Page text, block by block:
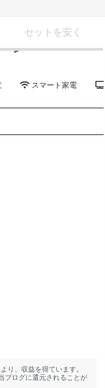
スマート家電
り、収益を得ています。
ブログに還元されることが
セットを安く